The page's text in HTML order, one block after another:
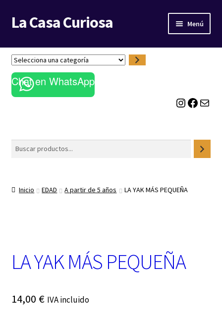
Ir
a
navegación
Ir
al
La Casa Curiosa Menú
LIBRERÍA
BLOG
S
e
l
e
a
o
Chat en WhatsApp
Instagram Facebook Correo electrónico
Buscar
Inicio EDAD A partir de 5 años LA YAK MÁS PEQUEÑA
LA YAK MÁS PEQUEÑA
14,00 € IVA incluido